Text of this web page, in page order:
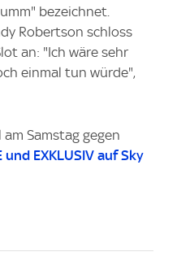
bezeichnet.
Robertson schloss
an: "Ich wäre sehr
einmal tun würde",
Samstag gegen
und EXKLUSIV auf Sky